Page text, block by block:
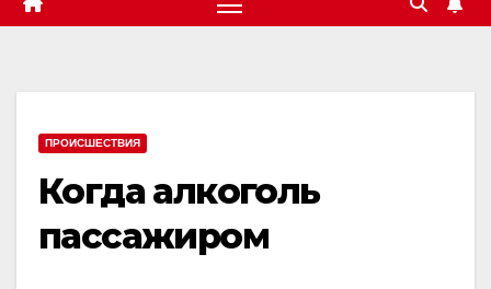
ПРОИСШЕСТВИЯ
Когда алкоголь
пассажиром